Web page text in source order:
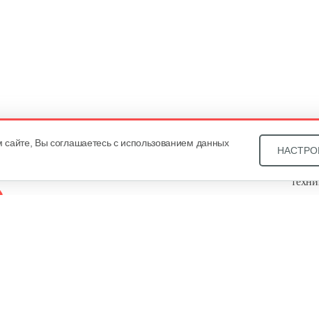
Вы соглашаетесь с использованием данных